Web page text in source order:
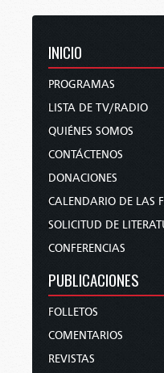
INICIO
PROGRAMAS
LISTA DE TV/RADIO
QUIÉNES SOMOS
CONTÁCTENOS
DONACIONES
CALENDARIO DE LAS
SOLICITUD DE
CONFERENCIAS
PUBLICACIONES
FOLLETOS
COMENTARIOS
REVISTAS